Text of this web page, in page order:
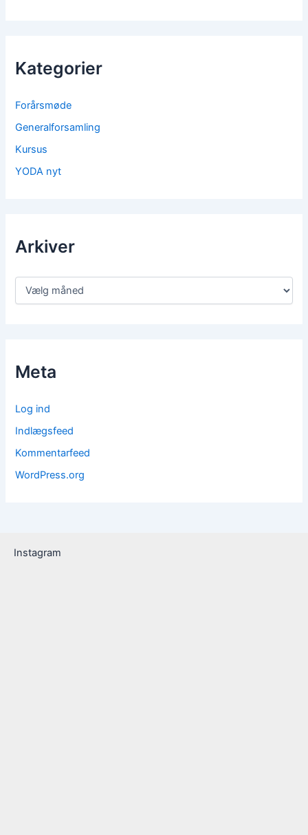
Kategorier
Forårsmøde
Generalforsamling
Kursus
YODA nyt
Arkiver
Meta
Log ind
Indlægsfeed
Kommentarfeed
WordPress.org
Instagram